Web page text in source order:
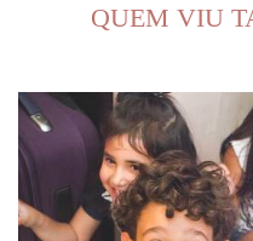
QUEM VIU